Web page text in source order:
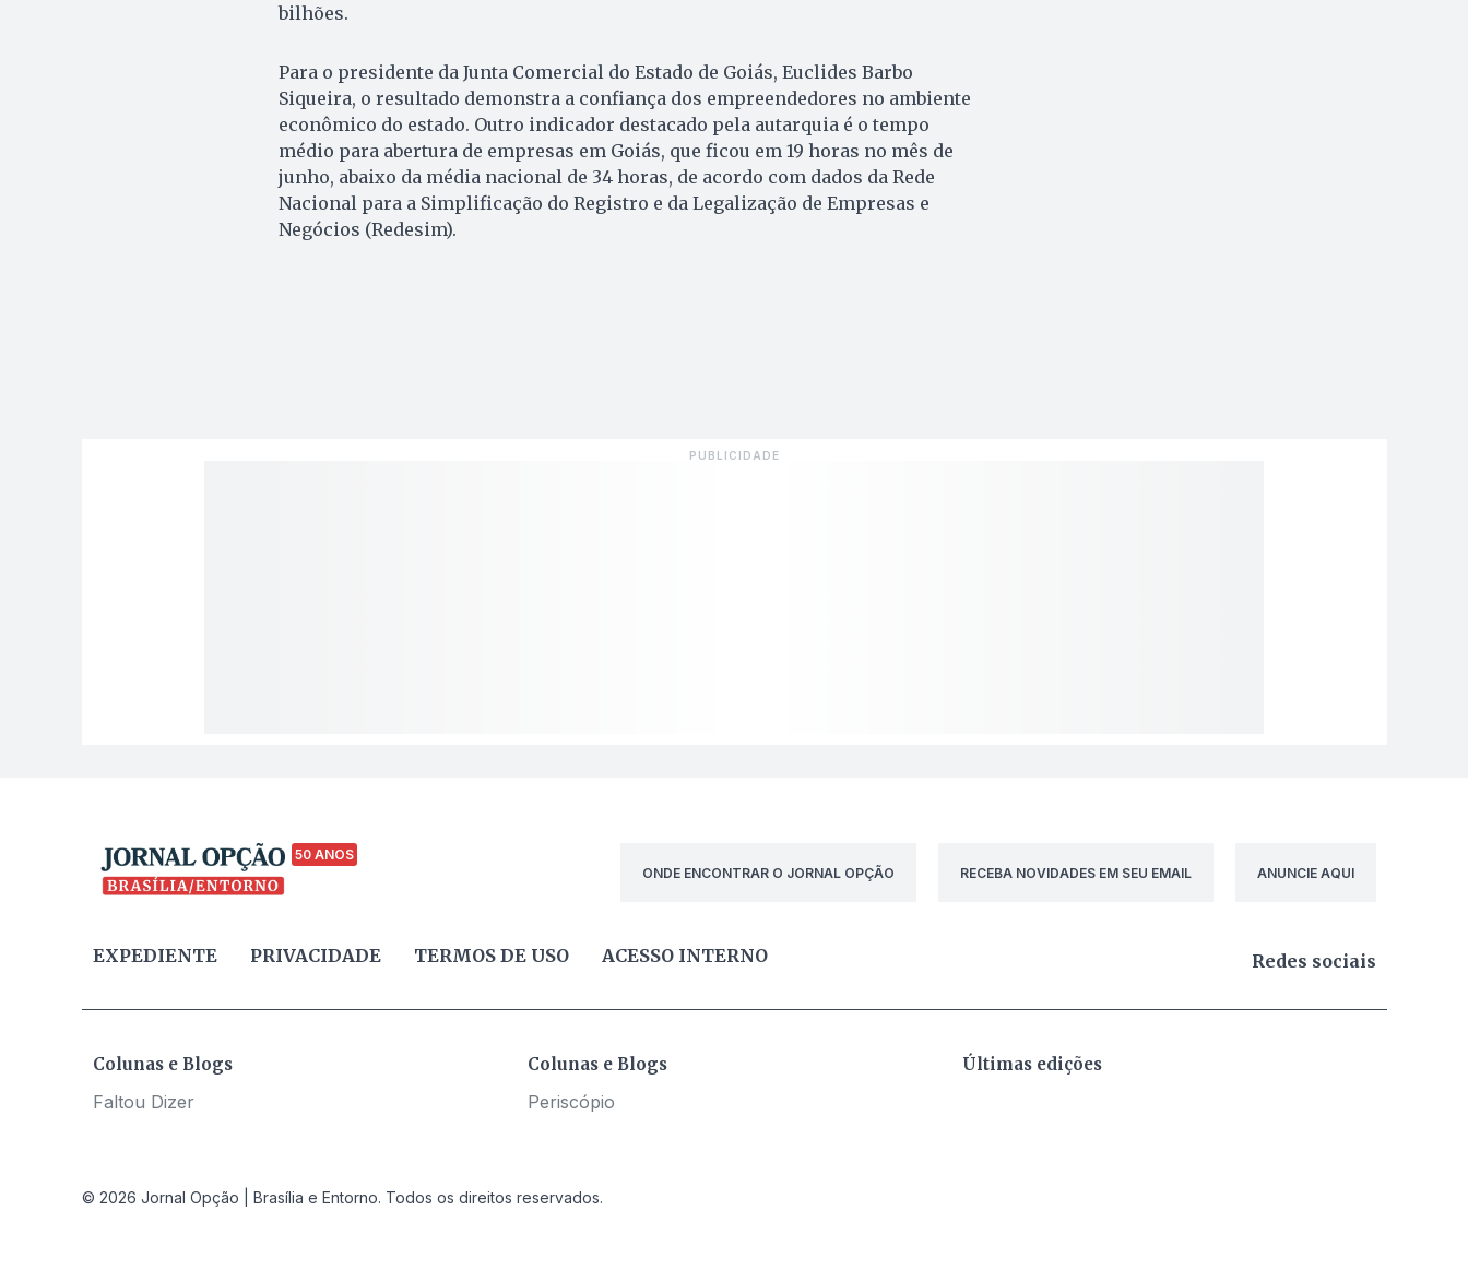
bilhões.
Para o presidente da Junta Comercial do Estado de Goiás, Euclides Barbo
Siqueira, o resultado demonstra a confiança dos empreendedores no ambiente
econômico do estado. Outro indicador destacado pela autarquia é o tempo
médio para abertura de empresas em Goiás, que ficou em 19 horas no mês de
junho, abaixo da média nacional de 34 horas, de acordo com dados da Rede
Nacional para a Simplificação do Registro e da Legalização de Empresas e
Negócios (Redesim).
50 ANOS
ONDE ENCONTRAR O JORNAL OPÇÃO
RECEBA NOVIDADES EM SEU EMAIL ANUNCIE AQUI
EXPEDIENTE PRIVACIDADE TERMOS DE USO ACESSO INTERNO Redes sociais
Colunas e Blogs
Faltou Dizer
Colunas e Blogs
Periscópio
Últimas edições
© 2026 Jornal Opção | Brasília e Entorno. Todos os direitos reservados.